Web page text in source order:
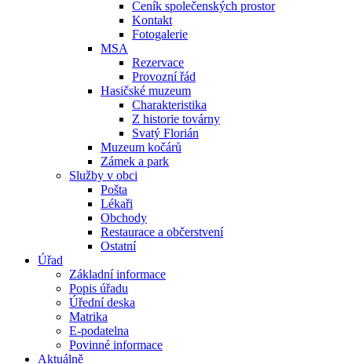
Ceník společenských prostor
Kontakt
Fotogalerie
MSA
Rezervace
Provozní řád
Hasičské muzeum
Charakteristika
Z historie továrny
Svatý Florián
Muzeum kočárů
Zámek a park
Služby v obci
Pošta
Lékaři
Obchody
Restaurace a občerstvení
Ostatní
Úřad
Základní informace
Popis úřadu
Úřední deska
Matrika
E-podatelna
Povinné informace
Aktuálně